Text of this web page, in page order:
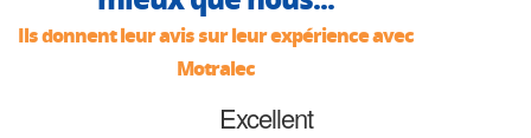
Ils donnent leur avis sur leur expérience avec
Motralec
Excellent